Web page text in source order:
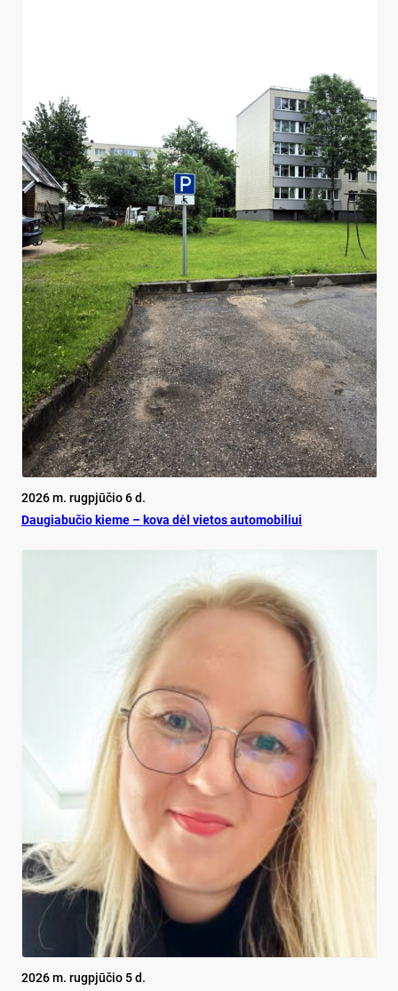
2026 m. rugpjūčio 6 d.
Dau­gia­bu­čio kie­me – ko­va dėl vie­tos au­to­mo­bi­liui
2026 m. rugpjūčio 5 d.